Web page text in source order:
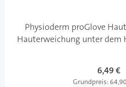
Physioderm proGlove
Hauterweichung unter dem
6,49 €
Grundpreis: